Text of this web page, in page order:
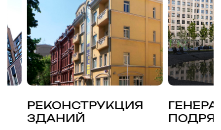
РЕКОНСТРУКЦИЯ
ЗДАНИЙ
ПОДРЯД